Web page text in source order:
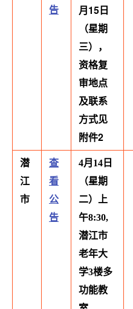
告
月15日
（星期
三），
资格复
审地点
及联系
方式见
附件2
潜
江
市
查
看
公
告
4月14日
（星期
二）上
午8:30,
潜江市
老年大
学3楼多
功能教